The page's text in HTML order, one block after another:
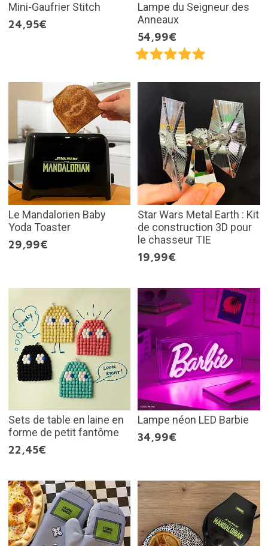
Mini-Gaufrier Stitch
24,95€
Lampe du Seigneur des
Anneaux
54,99€
Le Mandalorien Baby
Yoda Toaster
29,99€
Star Wars Metal Earth : Kit
de construction 3D pour
le chasseur TIE
19,99€
Sets de table en laine en
forme de petit fantôme
22,45€
Lampe néon LED Barbie
34,99€